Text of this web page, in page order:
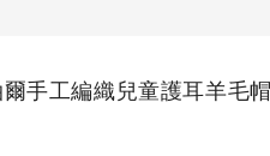
手工編織兒童護耳羊毛